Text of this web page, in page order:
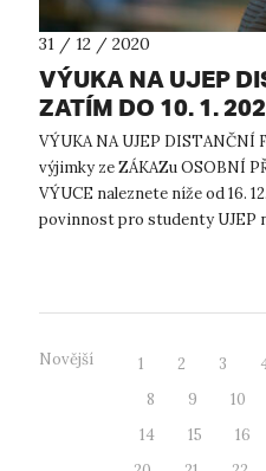
31 / 12 / 2020
VÝUKA NA UJEP
ZATÍM DO 10. 1.
VÝUKA NA UJEP DISTANČNÍ
výjimky ze ZÁKAZu OSOBNÍ
VÝUCE naleznete níže od 16.
povinnost pro studenty UJEP
Novější 1 2 3
8
9 10
14
15 16